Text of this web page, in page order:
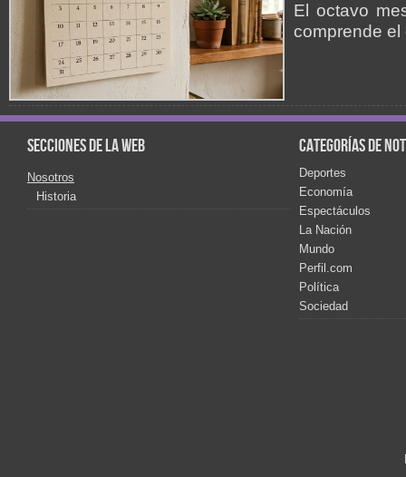
El octavo
comprende
Secciones de la web
Nosotros
Historia
Categorías de
Deportes
Economía
Espectáculos
La Nación
Mundo
Perfil.com
Política
Sociedad